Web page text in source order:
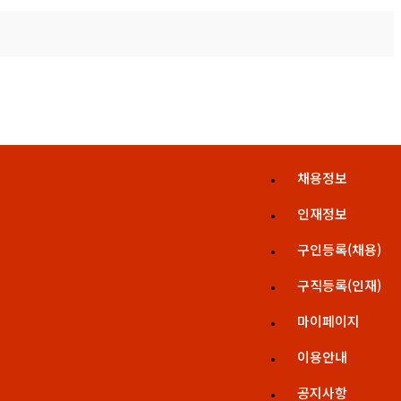
채용정보
인재정보
구인등록(채용)
구직등록(인재)
마이페이지
이용안내
공지사항